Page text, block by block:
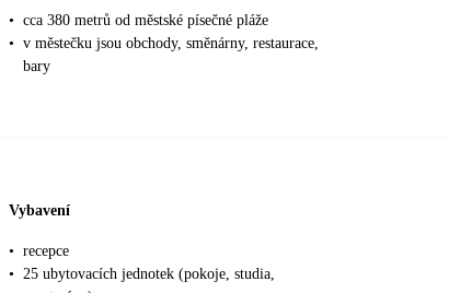
• cca 380 metrů od městské písečné pláže
• v městečku jsou obchody, směnárny, restaurace,
bary
Vybavení
• recepce
• 25 ubytovacích jednotek (pokoje, studia,